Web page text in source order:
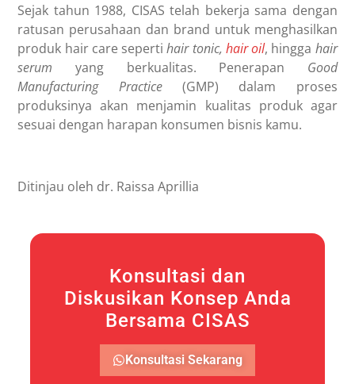
Sejak tahun 1988, CISAS telah bekerja sama dengan
ratusan perusahaan dan brand untuk menghasilkan
produk hair care sepertihair tonic, hair oil, hingga hair
serum yang berkualitas. Penerapan Good
Manufacturing Practice(GMP) dalam proses
produksinya akan menjamin kualitas produk agar
sesuai dengan harapan konsumen bisnis kamu.
Ditinjau oleh dr. Raissa Aprillia
Konsultasi dan
Diskusikan Konsep Anda
Bersama CISAS
Konsultasi Sekarang